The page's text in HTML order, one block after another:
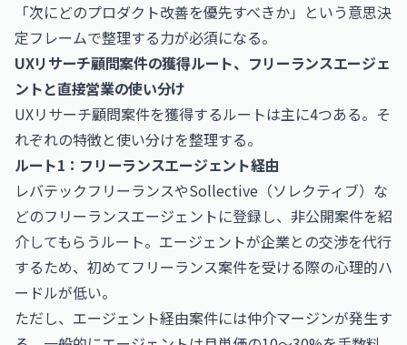
「次にどのプロダクト改善を優先すべきか」という意思決
定フレームで整理する力が必須になる。
UXリサーチ顧問案件の獲得ルート、フリーランスエージェ
ントと直接営業の使い分け
UXリサーチ顧問案件を獲得するルートは主に4つある。そ
れぞれの特徴と使い分けを整理する。
ルート1：フリーランスエージェント経由
レバテックフリーランスやSollective（ソレクティブ）な
どのフリーランスエージェントに登録し、非公開案件を紹
介してもらうルート。エージェントが企業との交渉を代行
するため、初めてフリーランス案件を受ける際の心理的ハ
ードルが低い。
ただし、エージェント経由案件には仲介マージンが発生す